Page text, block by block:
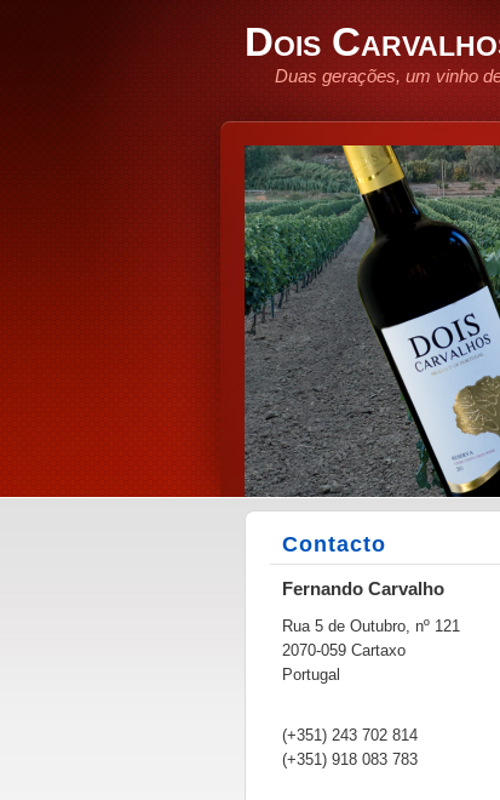
Dois
Duas gerações, um vinho
Contacto
Fernando Carvalho
Rua 5 de Outubro, nº 121
2070-059 Cartaxo
Portugal
(+351) 243 702 814
(+351) 918 083 783